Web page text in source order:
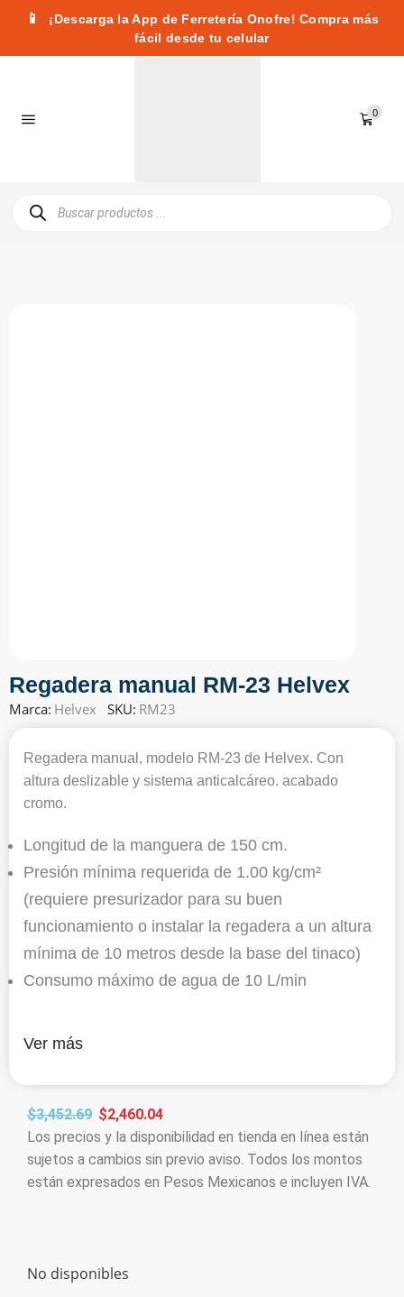
📱
¡Descarga la App de Ferretería Onofre! Compra más
fácil desde tu celular
0
Regadera manual RM-23 Helvex
Marca: Helvex SKU: RM23
Regadera manual, modelo RM-23 de Helvex. Con
altura deslizable y sistema anticalcáreo. acabado
cromo.
Longitud de la manguera de 150 cm.
Presión mínima requerida de 1.00 kg/cm²
(requiere presurizador para su buen
funcionamiento o instalar la regadera a un altura
mínima de 10 metros desde la base del tinaco)
Consumo máximo de agua de 10 L/min
Ver más
$3,452.69 $2,460.04
Los precios y la disponibilidad en tienda en línea están
sujetos a cambios sin previo aviso. Todos los montos
están expresados en Pesos Mexicanos e incluyen IVA.
No disponibles